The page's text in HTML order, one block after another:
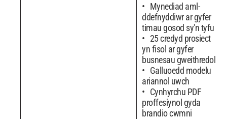
Mynediad aml-
ddefnyddiwr ar gyfer
timau gosod sy'n tyfu
25 credyd prosiect
yn fisol ar gyfer
busnesau gweithredol
Galluoedd modelu
ariannol uwch
Cynhyrchu PDF
proffesiynol gyda
brandio cwmni